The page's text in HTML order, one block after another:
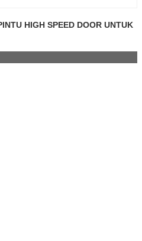
HIGH SPEED DOOR UNTUK